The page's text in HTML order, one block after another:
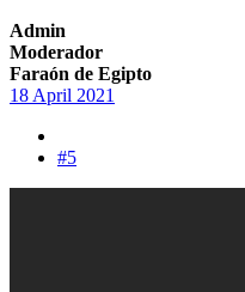
Admin
Moderador
Faraón de Egipto
18 April 2021
#5